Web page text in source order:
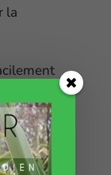
la
Alors, on
pas